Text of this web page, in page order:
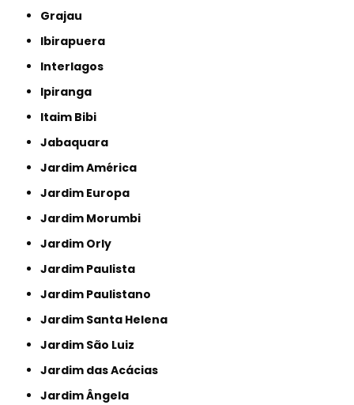
Grajau
Ibirapuera
Interlagos
Ipiranga
Itaim Bibi
Jabaquara
Jardim América
Jardim Europa
Jardim Morumbi
Jardim Orly
Jardim Paulista
Jardim Paulistano
Jardim Santa Helena
Jardim São Luiz
Jardim das Acácias
Jardim Ângela